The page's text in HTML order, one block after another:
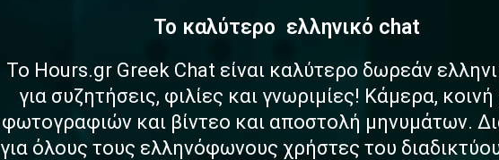
To καλύτερο ασφ αλέ ελληνικό chat
Το Hours.gr Greek Chat είναι καλύτερο δωρεάν
για συζητήσεις, φιλίες και γνωριμίες! Κάμερα,
φωτογραφιών και βίντεο και αποστολή μηνυμάτων.
για όλους τους ελληνόφωνους χρήστες του